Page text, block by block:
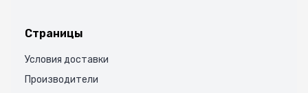
Страницы
Условия доставки
Производители